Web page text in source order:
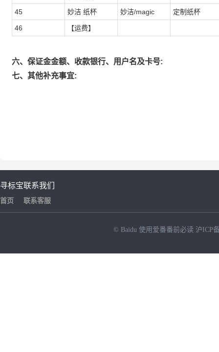
45 妙洁 纸杯 妙洁/magic 定制纸杯
46 【运费】
六、保证金金额、收款银行、用户名及卡号:
七、其他补充事宜:
寻标宝
首页
联系我们
联系客服
© Baidu 使用爱番番前必读 沪ICP